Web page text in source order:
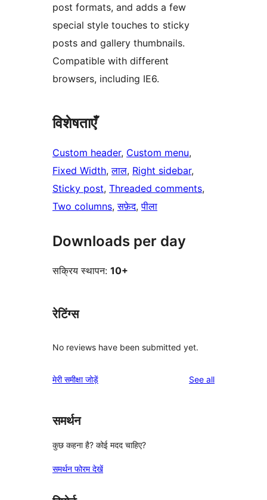
post formats, and adds a few
special style touches to sticky
posts and gallery thumbnails.
Compatible with different
browsers, including IE6.
विशेषताएँ
Custom header, Custom menu
Fixed Width, लाल, Right sidebar
Sticky post, Threaded comments
Two columns, सफ़ेद, पीला
Downloads per day
सक्रिय स्थापन: 10+
रेटिंग्स
No reviews have been submitted yet.
मेरी समीक्षा जोड़ें See allreviews
समर्थन
कुछ कहना है? कोई मदद चाहिए?
समर्थन फोरम देखें